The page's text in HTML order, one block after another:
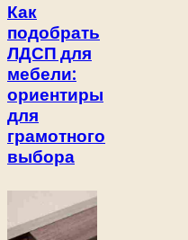
Как
подобрать
ЛДСП для
мебели:
ориентиры
для
грамотного
выбора